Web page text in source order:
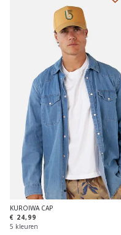
KUROIWA CAP
€ 24,99
5 kleuren